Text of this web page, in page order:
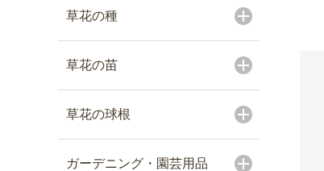
草花の種
草花の苗
草花の球根
ガーデニング・園芸用品